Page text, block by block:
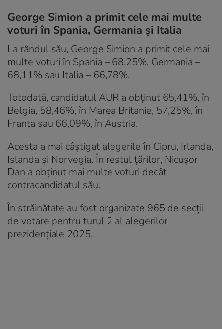
George Simion a primit cele mai multe
voturi în Spania, Germania și Italia
La rândul său, George Simion a primit cele mai
multe voturi în Spania – 68,25%, Germania –
68,11% sau Italia – 66,78%.
Totodată, candidatul AUR a obținut 65,41%, în
Belgia, 58,46%, în Marea Britanie, 57,25%, în
Franța sau 66,09%, în Austria.
Acesta a mai câștigat alegerile în Cipru, Irlanda,
Islanda și Norvegia. În restul țărilor, Nicușor
Dan a obținut mai multe voturi decât
contracandidatul său.
În străinătate au fost organizate 965 de secții
de votare pentru turul 2 al alegerilor
prezidențiale 2025.